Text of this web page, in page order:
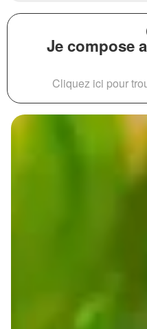
Je compose
Cliquez ici pour